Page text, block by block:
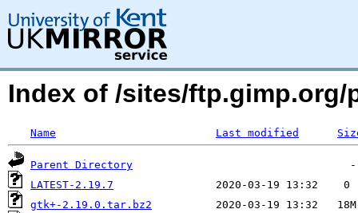
Index of /sites/ftp.gimp.org/
Name Last modified
Parent Directory
LATEST-2.19.7
gtk+-2.19.0.tar.bz2